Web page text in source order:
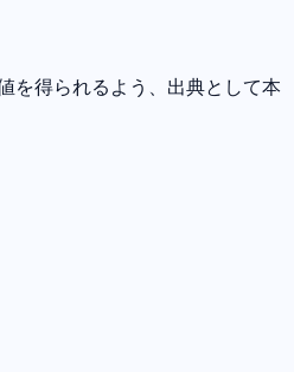
を得られるよう、出典として本